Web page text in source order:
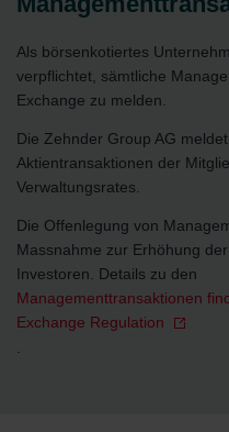
Als börsenkotiertes
verpflichtet, sämtliche
Exchange zu melden.
Die Zehnder Group AG
Aktientransaktionen der
Verwaltungsrates.
Die Offenlegung von
Massnahme zur Erhöhung
Investoren. Details zu den
Managementtransaktionen
Exchange Regulation